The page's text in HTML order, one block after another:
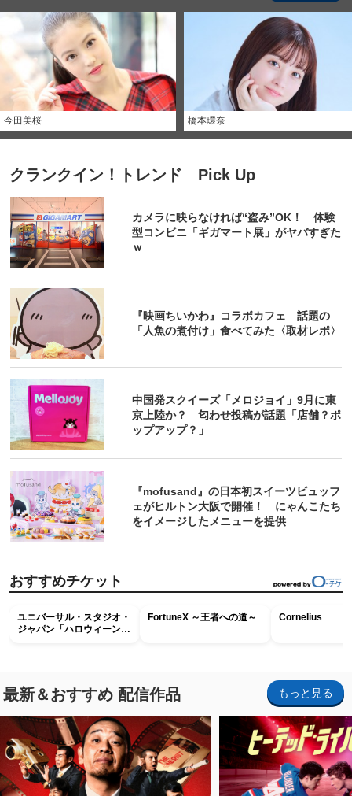
今田美桜 橋本環奈
クランクイン！トレンド Pick Up
カメラに映らなければ“盗み”OK！ 体験
型コンビニ「ギガマート展」がヤバすぎた
ｗ
『映画ちいかわ』コラボカフェ 話題の
「人魚の煮付け」食べてみた〈取材レポ〉
中国発スクイーズ「メロジョイ」9月に東
京上陸か？ 匂わせ投稿が話題「店舗？ポ
ップアップ？」
『mofusand』の日本初スイーツビュッフ
ェがヒルトン大阪で開催！ にゃんこたち
をイメージしたメニューを提供
おすすめチケット
ユニバーサル・スタジオ・
ジャパン「ハロウィーン・
FortuneX ～王者への道～ Cornelius
最新＆おすすめ 配信作品 もっと見る